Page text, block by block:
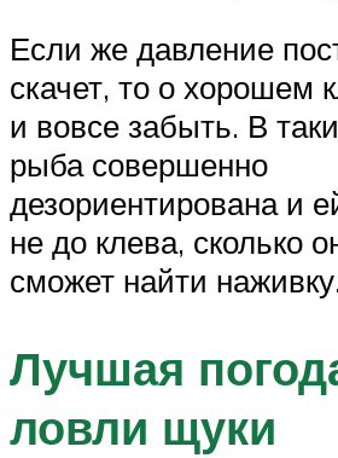
Если же давление
скачет, то о хорошем
и вовсе забыть. В
рыба совершенно
дезориентирована и
не до клева, сколько
сможет найти
Лучшая
ловли щуки